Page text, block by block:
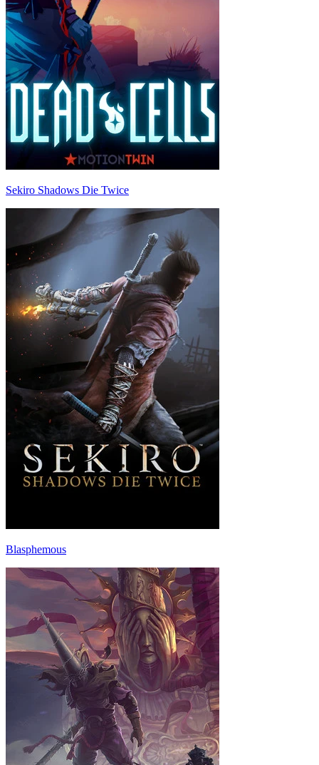
Sekiro Shadows Die Twice
Blasphemous